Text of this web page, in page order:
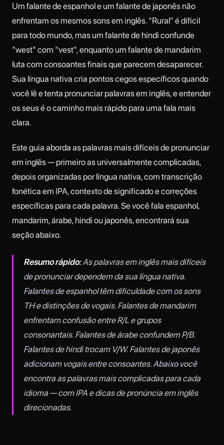
Um falante de espanhol e um falante de japonês não
enfrentam os mesmos sons em inglês. "Rural" é difícil
para todo mundo, mas um falante de hindi confunde
"west" com "vest", enquanto um falante de mandarim
luta com consoantes finais que parecem desaparecer.
Sua língua nativa cria pontos cegos específicos quando
você lê e tenta pronunciar palavras em inglês, e entender
os seus é o caminho mais rápido para uma fala mais
clara.
Este guia aborda as palavras mais difíceis de pronunciar
em inglês — primeiro as universalmente complicadas,
depois organizadas por língua nativa, com transcrição
fonética em IPA, contexto de significado e correções
específicas para cada palavra. Se você fala espanhol,
mandarim, árabe, hindi ou japonês, encontrará sua
seção abaixo.
Resumo rápido:As palavras em inglês mais difíceis
de pronunciar dependem da sua língua nativa.
Falantes de espanhol têm dificuldade com os sons
TH e distinções de vogais. Falantes de mandarim
enfrentam confusão entre R/L e grupos
consonantais. Falantes de árabe confundem P/B.
Falantes de hindi trocam V/W. Falantes de japonês
adicionam vogais entre consoantes. Abaixo você
encontra as palavras mais complicadas para cada
idioma — com IPA e dicas de pronúncia em inglês
direcionadas.